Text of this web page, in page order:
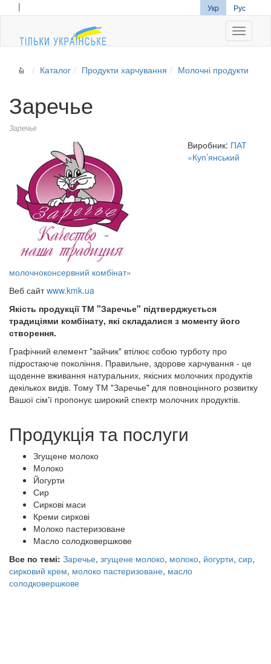
| Укр Рус
Каталог Продукти харчування Молочні продукти
Заречье
Заречье
Виробник: ПАТ
«Куп’янський
молочноконсервний комбінат»
Веб сайтwww.kmk.ua
Якість продукції ТМ "Заречье" підтверджується
традиціями комбінату, які складалися з моменту його
створення.
Графічний елемент "зайчик" втілює собою турботу про
підростаюче покоління. Правильне, здорове харчування - це
щоденне вживання натуральних, якісних молочних продуктів
декількох видів. Тому ТМ "Заречье" для повноцінного розвитку
Вашої сім'ї пропонує широкий спектр молочних продуктів.
Продукція та послуги
Згущене молоко
Молоко
Йогурти
Сир
Сиркові маси
Креми сиркові
Молоко пастеризоване
Масло солодковершкове
Все по темі: Заречье, згущене молоко, молоко, йогурти, сир,
сирковий крем, молоко пастеризоване, масло
солодковершкове